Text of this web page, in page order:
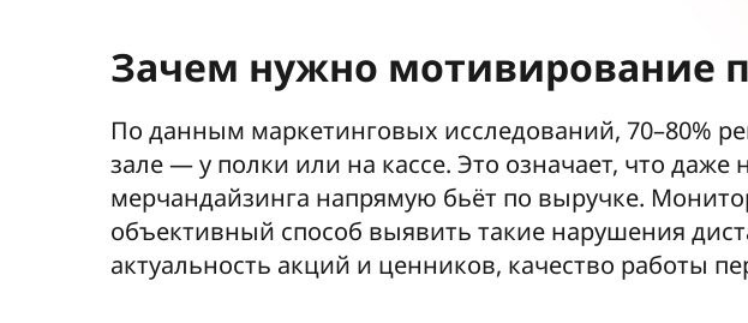
Зачем нужно мотивирование
По данным маркетинговых исследований, 70–80%
зале — у полки или на кассе. Это означает, что
мерчандайзинга напрямую бьёт по выручке.
объективный способ выявить такие нарушения
актуальность акций и ценников, качество работы